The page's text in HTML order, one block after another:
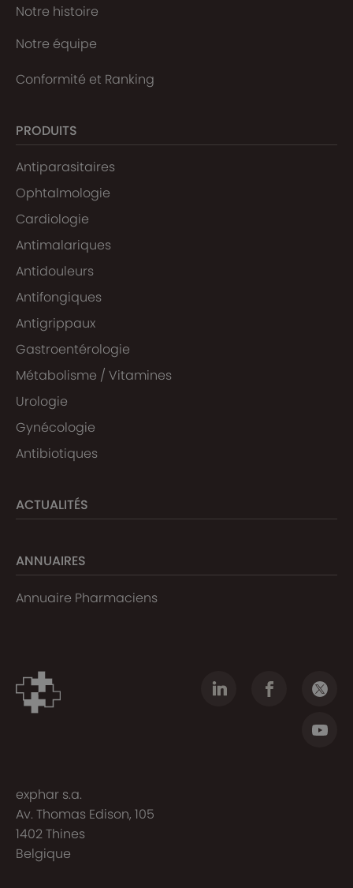
Notre histoire
Notre équipe
Conformité et Ranking
PRODUITS
Antiparasitaires
Ophtalmologie
Cardiologie
Antimalariques
Antidouleurs
Antifongiques
Antigrippaux
Gastroentérologie
Métabolisme / Vitamines
Urologie
Gynécologie
Antibiotiques
ACTUALITÉS
ANNUAIRES
Annuaire Pharmaciens
exphar s.a.
Av. Thomas Edison, 105
1402 Thines
Belgique